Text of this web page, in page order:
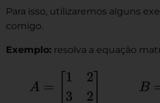
Para isso, utilizaremos alguns
comigo.
Exemplo: resolva a equação